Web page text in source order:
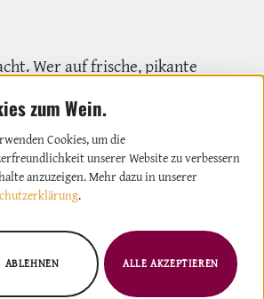
Wer auf frische, pikante
Säure steht, ist hier richtig.
Cookies, um die
unserer Website zu verbessern
anzuzeigen. Mehr dazu in unserer
.
ABLEHNEN ALLE AKZEPTIEREN